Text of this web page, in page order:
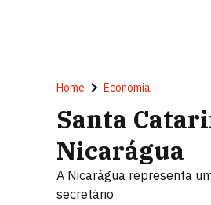
Home Economia
Santa
Nicarágua
A Nicarágua representa
secretário